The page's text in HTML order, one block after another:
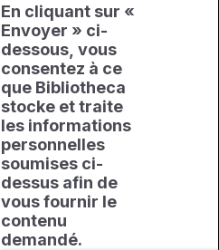
En cliquant sur «
Envoyer » ci-
dessous, vous
consentez à ce
que Bibliotheca
stocke et traite
les informations
personnelles
soumises ci-
dessus afin de
vous fournir le
contenu
demandé.